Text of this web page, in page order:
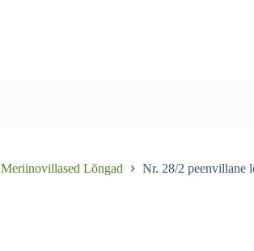
Meriinovillased Lõngad Nr. 28/2 peenvillane